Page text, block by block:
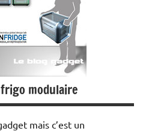
modulaire
mais c’est un